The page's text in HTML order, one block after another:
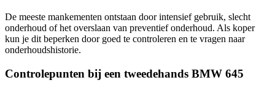
De meeste mankementen ontstaan door intensief gebruik, slecht
onderhoud of het overslaan van preventief onderhoud. Als koper
kun je dit beperken door goed te controleren en te vragen naar
onderhoudshistorie.
Controlepunten bij een tweedehands BMW 645